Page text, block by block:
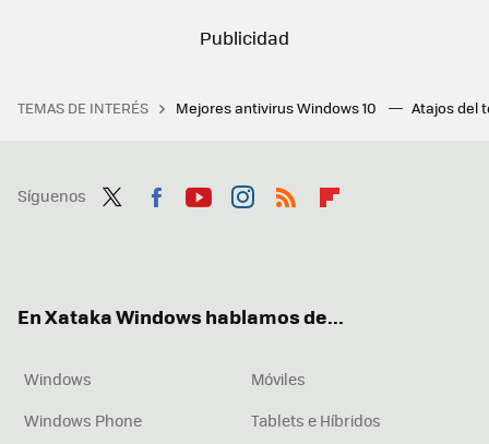
TEMAS DE INTERÉS Mejores antivirus Windows 10 Atajos del
Síguenos
En Xataka Windows hablamos de...
Windows
Móviles
Windows Phone
Tablets e Híbridos